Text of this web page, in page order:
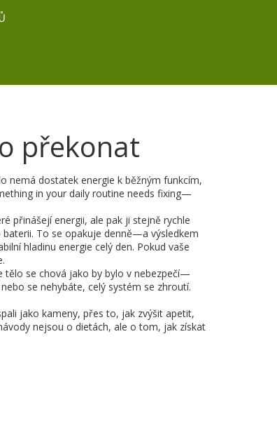
překonat
nemá dostatek energie k běžným funkcím,
in your daily routine needs fixing—
přinášejí energii, ale pak ji stejně rychle
To se opakuje denně—a výsledkem
hladinu energie celý den. Pokud vaše
tělo se chová jako by bylo v nebezpečí—
se nehybáte, celý systém se zhroutí.
jako kameny, přes to, jak zvýšit apetit,
nejsou o dietách, ale o tom, jak získat